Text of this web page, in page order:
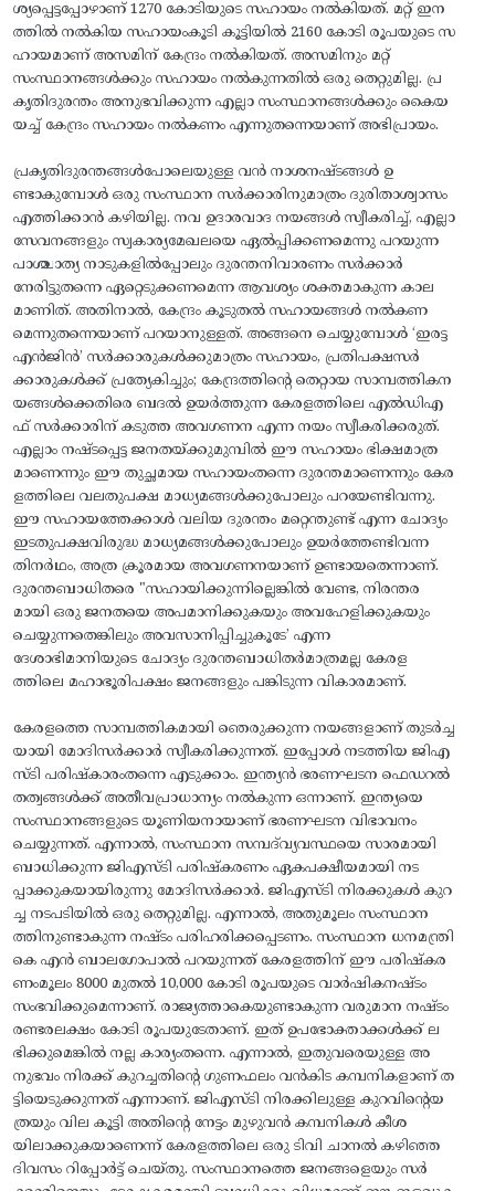
ശ്യപ്പെട്ടപ്പോഴാണ് 1270 കോടിയുടെ സഹായം നൽകിയത്. മറ്റ് ഇന
ത്തിൽ നൽകിയ സഹായംകൂടി കൂട്ടിയിൽ 2160 കോടി രൂപയുടെ സ
ഹായമാണ് അസമിന് കേന്ദ്രം നൽകിയത്. അസമിനും മറ്റ്‌
സംസ്ഥാനങ്ങൾക്കും സഹായം നൽകുന്നതിൽ ഒരു തെറ്റുമില്ല. പ്ര
കൃതിദുരന്തം അനുഭവിക്കുന്ന എല്ലാ സംസ്ഥാനങ്ങൾക്കും കൈയ
യച്ച് കേന്ദ്രം സഹായം നൽകണം എന്നുതന്നെയാണ് അഭിപ്രായം.
പ്രകൃതിദുരന്തങ്ങൾപോലെയുള്ള വൻ നാശനഷ്ടങ്ങൾ ഉ
ണ്ടാകുമ്പോൾ ഒരു സംസ്ഥാന സർക്കാരിനുമാത്രം ദുരിതാശ്വാസം
എത്തിക്കാൻ കഴിയില്ല. നവ ഉദാരവാദ നയങ്ങൾ സ്വീകരിച്ച്, എല്ലാ
സേവനങ്ങളും സ്വകാര്യമേഖലയെ ഏൽപ്പിക്കണമെന്നു പറയുന്ന
പാശ്ചാത്യ നാടുകളിൽപ്പോലും ദുരന്തനിവാരണം സർക്കാർ
നേരിട്ടുതന്നെ ഏറ്റെടുക്കണമെന്ന ആവശ്യം ശക്തമാകുന്ന കാല
മാണിത്. അതിനാൽ, കേന്ദ്രം കൂടുതൽ സഹായങ്ങൾ നൽകണ
മെന്നുതന്നെയാണ് പറയാനുള്ളത്. അങ്ങനെ ചെയ്യുമ്പോൾ ‘ഇരട്ട
എൻജിൻ’ സർക്കാരുകൾക്കുമാത്രം സഹായം, പ്രതിപക്ഷസർ
ക്കാരുകൾക്ക് പ്രത്യേകിച്ചും; കേന്ദ്രത്തിന്റെ തെറ്റായ സാമ്പത്തികന
യങ്ങൾക്കെതിരെ ബദൽ ഉയർത്തുന്ന കേരളത്തിലെ എൽഡിഎ
ഫ് സർക്കാരിന് കടുത്ത അവഗണന എന്ന നയം സ്വീകരിക്കരുത്.
എല്ലാം നഷ്ടപ്പെട്ട ജനതയ്‌ക്കുമുമ്പിൽ ഈ സഹായം ഭിക്ഷമാത്ര
മാണെന്നും ഈ തുച്ഛമായ സഹായംതന്നെ ദുരന്തമാണെന്നും കേര
ളത്തിലെ വലതുപക്ഷ മാധ്യമങ്ങൾക്കുപോലും പറയേണ്ടിവന്നു.
ഈ സഹായത്തേക്കാൾ വലിയ ദുരന്തം മറ്റെന്തുണ്ട് എന്ന ചോദ്യം
ഇടതുപക്ഷവിരുദ്ധ മാധ്യമങ്ങൾക്കുപോലും ഉയർത്തേണ്ടിവന്ന
തിനർഥം, അത്ര ക്രൂരമായ അവഗണനയാണ് ഉണ്ടായതെന്നാണ്‌.
ദുരന്തബാധിതരെ "സഹായിക്കുന്നില്ലെങ്കിൽ വേണ്ട, നിരന്തര
മായി ഒരു ജനതയെ അപമാനിക്കുകയും അവഹേളിക്കുകയും
ചെയ്യുന്നതെങ്കിലും അവസാനിപ്പിച്ചുകൂടേ’ എന്ന
ദേശാഭിമാനിയുടെ ചോദ്യം ദുരന്തബാധിതർമാത്രമല്ല കേരള
ത്തിലെ മഹാഭൂരിപക്ഷം ജനങ്ങളും പങ്കിടുന്ന വികാരമാണ്.
​കേരളത്തെ സാമ്പത്തികമായി ഞെരുക്കുന്ന നയങ്ങളാണ് തുടർച്ച
യായി മോദിസർക്കാർ സ്വീകരിക്കുന്നത്. ഇപ്പോൾ നടത്തിയ ജിഎ
സ്ടി പരിഷ്‌കാരംതന്നെ എടുക്കാം. ഇന്ത്യൻ ഭരണഘടന ഫെഡറൽ
തത്വങ്ങൾക്ക് അതീവപ്രാധാന്യം നൽകുന്ന ഒന്നാണ്. ഇന്ത്യയെ
സംസ്ഥാനങ്ങളുടെ യൂണിയനായാണ് ഭരണഘടന വിഭാവനം
ചെയ്യുന്നത്. എന്നാൽ, സംസ്ഥാന സമ്പദ്‌വ്യവസ്ഥയെ സാരമായി
ബാധിക്കുന്ന ജിഎസ്ടി പരിഷ്‌കരണം ഏകപക്ഷീയമായി നട
പ്പാക്കുകയായിരുന്നു മോദിസർക്കാർ. ജിഎസ്ടി നിരക്കുകൾ കുറ
ച്ച നടപടിയിൽ ഒരു തെറ്റുമില്ല. എന്നാൽ, അതുമൂലം സംസ്ഥാന
ത്തിനുണ്ടാകുന്ന നഷ്ടം പരിഹരിക്കപ്പെടണം. സംസ്ഥാന ധനമന്ത്രി
കെ എൻ ബാലഗോപാൽ പറയുന്നത് കേരളത്തിന് ഈ പരിഷ്‌കര
ണംമൂലം 8000 മുതൽ 10,000 കോടി രൂപയുടെ വാർഷികനഷ്ടം
സംഭവിക്കുമെന്നാണ്. രാജ്യത്താകെയുണ്ടാകുന്ന വരുമാന നഷ്ടം
രണ്ടരലക്ഷം കോടി രൂപയുടേതാണ്. ഇത് ഉപഭോക്താക്കൾക്ക് ല
ഭിക്കുമെങ്കിൽ നല്ല കാര്യംതന്നെ. എന്നാൽ, ഇതുവരെയുള്ള അ
നുഭവം നിരക്ക് കുറച്ചതിന്റെ ഗുണഫലം വൻകിട കമ്പനികളാണ് ത
ട്ടിയെടുക്കുന്നത് എന്നാണ്. ജിഎസ്ടി നിരക്കിലുള്ള കുറവിന്റെയ
ത്രയും വില കൂട്ടി അതിന്റെ നേട്ടം മുഴുവൻ കമ്പനികൾ കീശ
യിലാക്കുകയാണെന്ന് കേരളത്തിലെ ഒരു ടിവി ചാനൽ കഴിഞ്ഞ
ദിവസം റിപ്പോർട്ട്‌ ചെയ്‌തു. സംസ്ഥാനത്തെ ജനങ്ങളെയും സർ